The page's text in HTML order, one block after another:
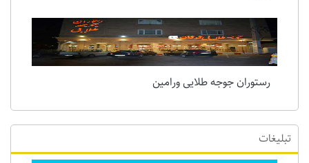
رستوران جوجه طلایی ورامین
تبلیغات